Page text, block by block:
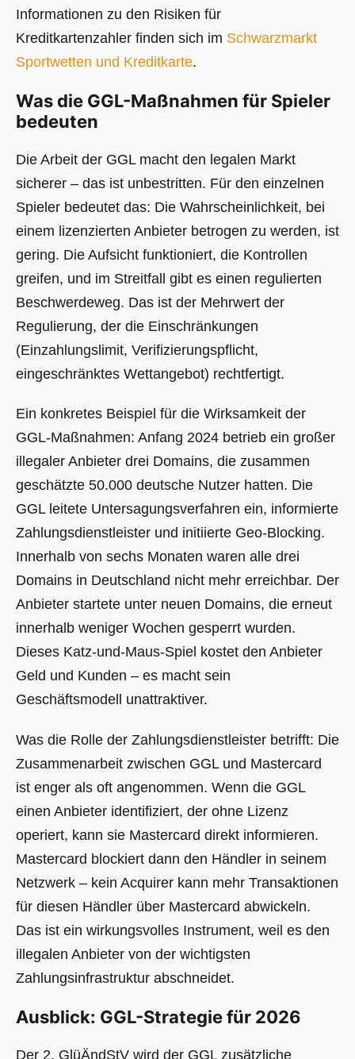
Informationen zu den Risiken für
Kreditkartenzahler finden sich im Schwarzmarkt
Sportwetten und Kreditkarte.
Was die GGL-Maßnahmen für Spieler
bedeuten
Die Arbeit der GGL macht den legalen Markt
sicherer – das ist unbestritten. Für den einzelnen
Spieler bedeutet das: Die Wahrscheinlichkeit, bei
einem lizenzierten Anbieter betrogen zu werden, ist
gering. Die Aufsicht funktioniert, die Kontrollen
greifen, und im Streitfall gibt es einen regulierten
Beschwerdeweg. Das ist der Mehrwert der
Regulierung, der die Einschränkungen
(Einzahlungslimit, Verifizierungspflicht,
eingeschränktes Wettangebot) rechtfertigt.
Ein konkretes Beispiel für die Wirksamkeit der
GGL-Maßnahmen: Anfang 2024 betrieb ein großer
illegaler Anbieter drei Domains, die zusammen
geschätzte 50.000 deutsche Nutzer hatten. Die
GGL leitete Untersagungsverfahren ein, informierte
Zahlungsdienstleister und initiierte Geo-Blocking.
Innerhalb von sechs Monaten waren alle drei
Domains in Deutschland nicht mehr erreichbar. Der
Anbieter startete unter neuen Domains, die erneut
innerhalb weniger Wochen gesperrt wurden.
Dieses Katz-und-Maus-Spiel kostet den Anbieter
Geld und Kunden – es macht sein
Geschäftsmodell unattraktiver.
Was die Rolle der Zahlungsdienstleister betrifft: Die
Zusammenarbeit zwischen GGL und Mastercard
ist enger als oft angenommen. Wenn die GGL
einen Anbieter identifiziert, der ohne Lizenz
operiert, kann sie Mastercard direkt informieren.
Mastercard blockiert dann den Händler in seinem
Netzwerk – kein Acquirer kann mehr Transaktionen
für diesen Händler über Mastercard abwickeln.
Das ist ein wirkungsvolles Instrument, weil es den
illegalen Anbieter von der wichtigsten
Zahlungsinfrastruktur abschneidet.
Ausblick: GGL-Strategie für 2026
Der 2. GlüÄndStV wird der GGL zusätzliche